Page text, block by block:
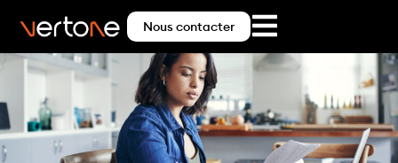
Nous contacter